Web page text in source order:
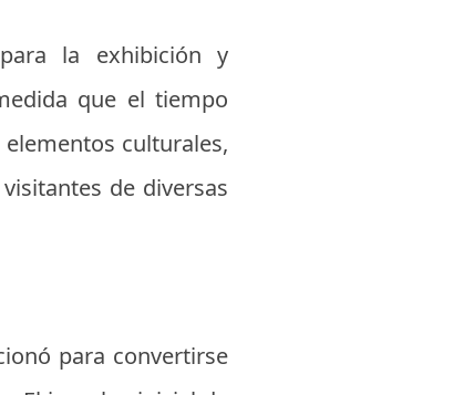
la exhibición y
que el tiempo
culturales,
de diversas
para convertirse